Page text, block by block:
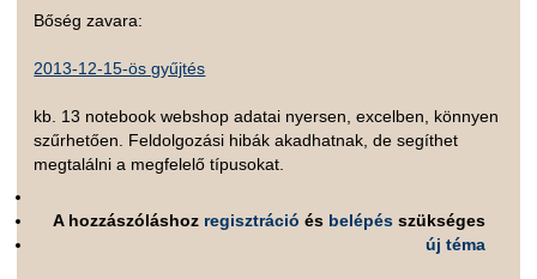
Bőség zavara:
2013-12-15-ös gyűjtés
kb. 13 notebook webshop adatai nyersen, excelben, könnyen
szűrhetően. Feldolgozási hibák akadhatnak, de segíthet
megtalálni a megfelelő típusokat.
A hozzászóláshoz regisztráció és belépés szükséges
új téma